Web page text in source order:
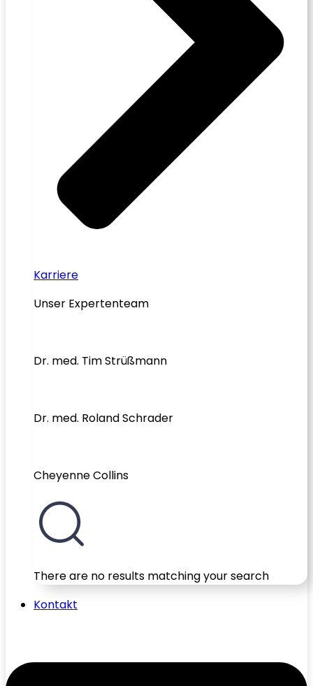
Karriere
Unser Expertenteam
Dr. med. Tim Strüßmann
Dr. med. Roland Schrader
Cheyenne Collins
There are no results matching your search
Kontakt